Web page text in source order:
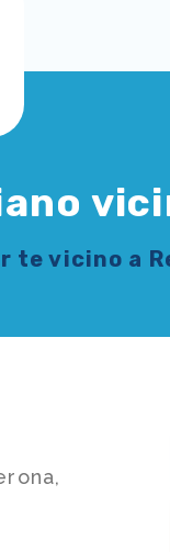
te vicino a